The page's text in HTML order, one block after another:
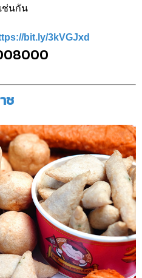
ช่นกัน
bit.ly/3kVGJxd
ช